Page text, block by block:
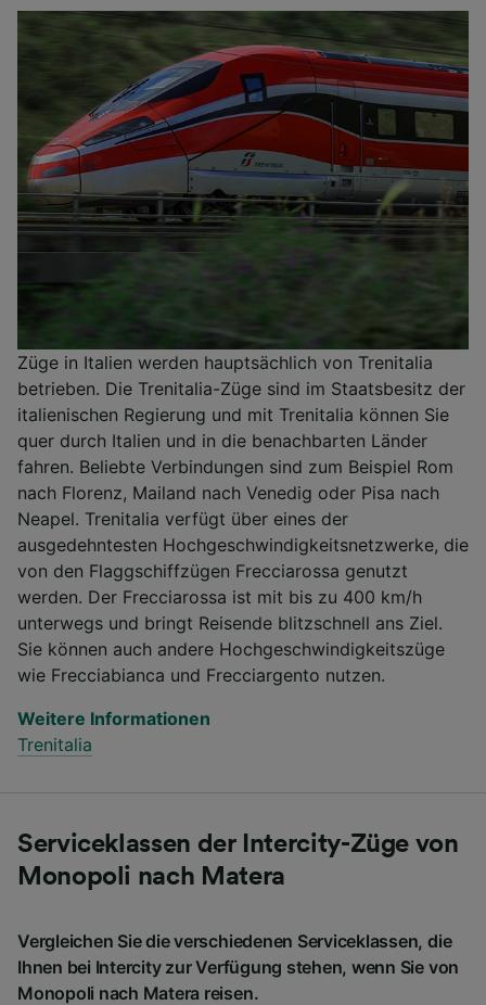
Züge in Italien werden hauptsächlich von Trenitalia
betrieben. Die Trenitalia-Züge sind im Staatsbesitz der
italienischen Regierung und mit Trenitalia können Sie
quer durch Italien und in die benachbarten Länder
fahren. Beliebte Verbindungen sind zum Beispiel Rom
nach Florenz, Mailand nach Venedig oder Pisa nach
Neapel. Trenitalia verfügt über eines der
ausgedehntesten Hochgeschwindigkeitsnetzwerke, die
von den Flaggschiffzügen Frecciarossa genutzt
werden. Der Frecciarossa ist mit bis zu 400 km/h
unterwegs und bringt Reisende blitzschnell ans Ziel.
Sie können auch andere Hochgeschwindigkeitszüge
wie Frecciabianca und Frecciargento nutzen.
Weitere Informationen
Trenitalia
Serviceklassen der Intercity-Züge von
Monopoli nach Matera
Vergleichen Sie die verschiedenen Serviceklassen, die
Ihnen bei Intercity zur Verfügung stehen, wenn Sie von
Monopoli nach Matera reisen.